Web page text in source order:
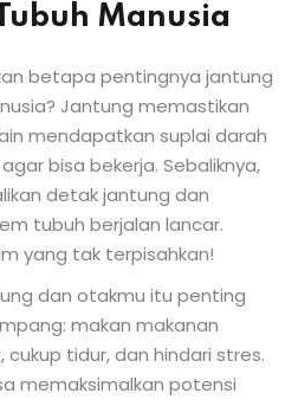
Manusia
betapa pentingnya jantung
Jantung memastikan
mendapatkan suplai darah
bisa bekerja. Sebaliknya,
detak jantung dan
tubuh berjalan lancar.
yang tak terpisahkan!
dan otakmu itu penting
makan makanan
cukup tidur, dan hindari stres.
memaksimalkan potensi